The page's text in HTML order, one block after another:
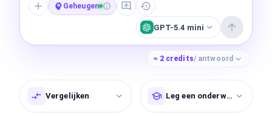
Geheugen
GPT-5.4 mini
≈ 2 credits/ antwoord
Vergelijken Leg een onderwerp uit